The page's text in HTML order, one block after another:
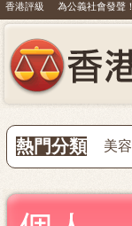
香港評級 為公義社會發聲！
熱門分類 美容